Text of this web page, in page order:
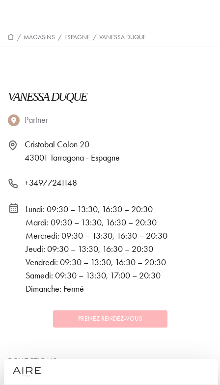
/ MAGASINS / ESPAGNE / VANESSA DUQUE
VANESSA DUQUE
Partner
Cristobal Colon 20
43001 Tarragona - Espagne
+34977241148
Lundi: 09:30 – 13:30, 16:30 – 20:30
Mardi: 09:30 – 13:30, 16:30 – 20:30
Mercredi: 09:30 – 13:30, 16:30 – 20:30
Jeudi: 09:30 – 13:30, 16:30 – 20:30
Vendredi: 09:30 – 13:30, 16:30 – 20:30
Samedi: 09:30 – 13:30, 17:00 – 20:30
Dimanche: Fermé
PRENEZ RENDEZ-VOUS
COLLECTIONS